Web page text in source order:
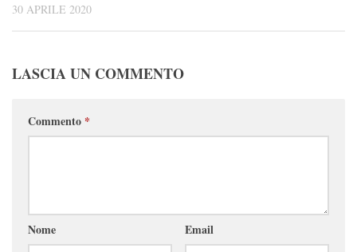
30 APRILE 2020
LASCIA UN COMMENTO
Commento *
Nome Email